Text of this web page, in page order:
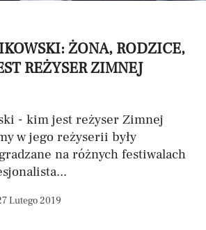
ŻONA, RODZICE,
REŻYSER ZIMNEJ
- kim jest reżyser Zimnej
w jego reżyserii były
na różnych festiwalach
Lutego 2019